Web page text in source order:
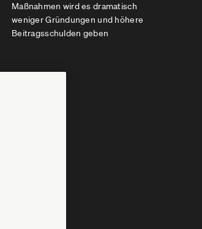
Maßnahmen wird es dramatisch
weniger Gründungen und höhere
Beitragsschulden geben